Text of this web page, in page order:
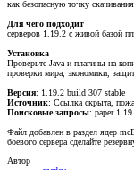
как безопасную точку
Для чего подходит
серверов 1.19.2 с живой базой
Установка
Проверьте Java и плагины на
проверки мира, экономики,
Версия: 1.19.2 build 307 stable
Источник: Ссылка скрыта,
Поисковые запросы: paper
Файл добавлен в раздел ядер
боевого сервера сделайте
Автор